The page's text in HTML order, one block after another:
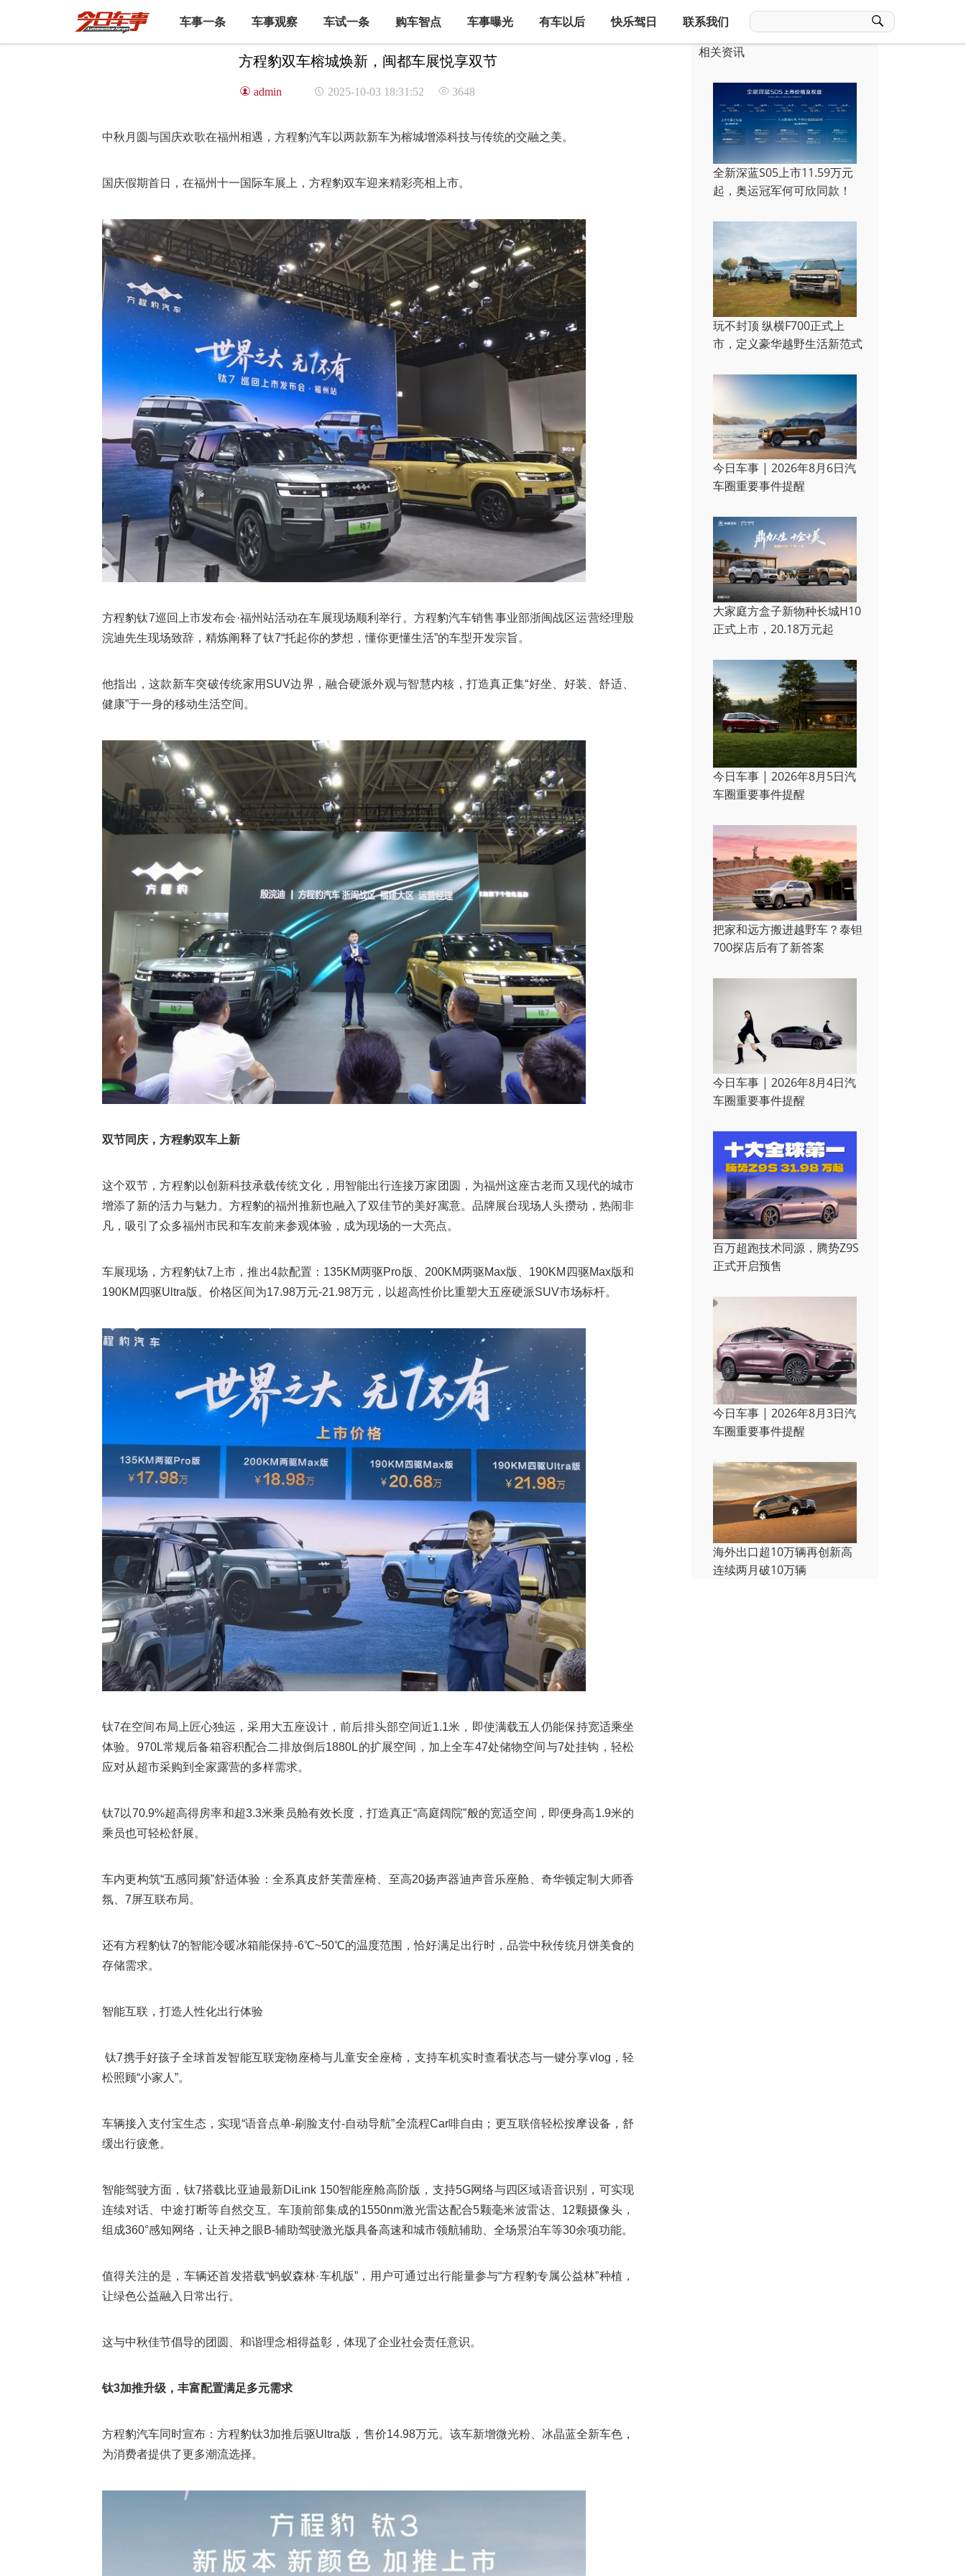
车事一条 车事观察 车试一条 购车智点 车事曝光 有车以后 快乐驾日 联系我们
方程豹双车榕城焕新，闽都车展悦享双节
admin 2025-10-03 18:31:52 3648
中秋月圆与国庆欢歌在福州相遇，方程豹汽车以两款新车为榕城增添科技与传统的交融之美。
国庆假期首日，在福州十一国际车展上，方程豹双车迎来精彩亮相上市。
方程豹钛7巡回上市发布会·福州站活动在车展现场顺利举行。方程豹汽车销售事业部浙闽战区运营经理殷
浣迪先生现场致辞，精炼阐释了钛7“托起你的梦想，懂你更懂生活”的车型开发宗旨。
他指出，这款新车突破传统家用SUV边界，融合硬派外观与智慧内核，打造真正集“好坐、好装、舒适、
健康”于一身的移动生活空间。
双节同庆，方程豹双车上新
这个双节，方程豹以创新科技承载传统文化，用智能出行连接万家团圆，为福州这座古老而又现代的城市
增添了新的活力与魅力。方程豹的福州推新也融入了双佳节的美好寓意。品牌展台现场人头攒动，热闹非
凡，吸引了众多福州市民和车友前来参观体验，成为现场的一大亮点。
车展现场，方程豹钛7上市，推出4款配置：135KM两驱Pro版、200KM两驱Max版、190KM四驱Max版和
190KM四驱Ultra版。价格区间为17.98万元-21.98万元，以超高性价比重塑大五座硬派SUV市场标杆。
钛7在空间布局上匠心独运，采用大五座设计，前后排头部空间近1.1米，即使满载五人仍能保持宽适乘坐
体验。970L常规后备箱容积配合二排放倒后1880L的扩展空间，加上全车47处储物空间与7处挂钩，轻松
应对从超市采购到全家露营的多样需求。
钛7以70.9%超高得房率和超3.3米乘员舱有效长度，打造真正“高庭阔院”般的宽适空间，即便身高1.9米的
乘员也可轻松舒展。
车内更构筑“五感同频”舒适体验：全系真皮舒芙蕾座椅、至高20扬声器迪声音乐座舱、奇华顿定制大师香
氛、7屏互联布局。
还有方程豹钛7的智能冷暖冰箱能保持-6℃~50℃的温度范围，恰好满足出行时，品尝中秋传统月饼美食的
存储需求。
智能互联，打造人性化出行体验
钛7携手好孩子全球首发智能互联宠物座椅与儿童安全座椅，支持车机实时查看状态与一键分享vlog，轻
松照顾“小家人”。
车辆接入支付宝生态，实现“语音点单-刷脸支付-自动导航”全流程Car啡自由；更互联倍轻松按摩设备，舒
缓出行疲惫。
智能驾驶方面，钛7搭载比亚迪最新DiLink 150智能座舱高阶版，支持5G网络与四区域语音识别，可实现
连续对话、中途打断等自然交互。车顶前部集成的1550nm激光雷达配合5颗毫米波雷达、12颗摄像头，
组成360°感知网络，让天神之眼B-辅助驾驶激光版具备高速和城市领航辅助、全场景泊车等30余项功能。
值得关注的是，车辆还首发搭载“蚂蚁森林·车机版”，用户可通过出行能量参与“方程豹专属公益林”种植，
让绿色公益融入日常出行。
这与中秋佳节倡导的团圆、和谐理念相得益彰，体现了企业社会责任意识。
钛3加推升级，丰富配置满足多元需求
方程豹汽车同时宣布：方程豹钛3加推后驱Ultra版，售价14.98万元。该车新增微光粉、冰晶蓝全新车色，
为消费者提供了更多潮流选择。
相关资讯
全新深蓝S05上市11.59万元
起，奥运冠军何可欣同款！
玩不封顶 纵横F700正式上
市，定义豪华越野生活新范式
今日车事 | 2026年8月6日汽
车圈重要事件提醒
大家庭方盒子新物种长城H10
正式上市，20.18万元起
今日车事 | 2026年8月5日汽
车圈重要事件提醒
把家和远方搬进越野车？泰钽
700探店后有了新答案
今日车事 | 2026年8月4日汽
车圈重要事件提醒
百万超跑技术同源，腾势Z9S
正式开启预售
今日车事 | 2026年8月3日汽
车圈重要事件提醒
海外出口超10万辆再创新高
连续两月破10万辆